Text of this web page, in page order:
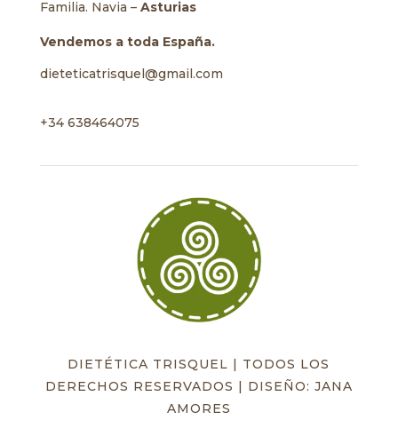
Familia. Navia – Asturias
Vendemos a toda España.
dieteticatrisquel@gmail.com
+34 638464075
DIETÉTICA TRISQUEL | TODOS LOS
DERECHOS RESERVADOS | DISEÑO: JANA
AMORES